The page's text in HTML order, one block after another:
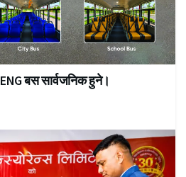
बस सार्वजनिक हुने।